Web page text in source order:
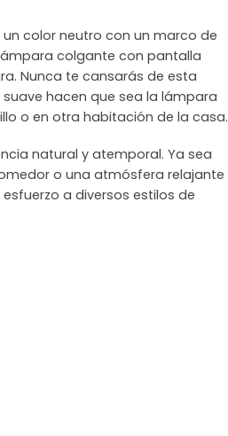
color neutro con un marco de
colgante con pantalla
Nunca te cansarás de esta
hacen que sea la lámpara
o en otra habitación de la casa.
natural y atemporal. Ya sea
o una atmósfera relajante
a diversos estilos de